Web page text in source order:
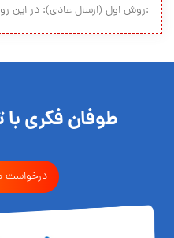
:روش اول (ارسال عادی): در این
طوفان فکری با
درخواست